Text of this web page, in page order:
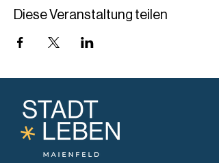
Diese Veranstaltung teilen